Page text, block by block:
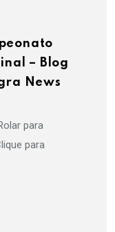
– Blog
News
para
para